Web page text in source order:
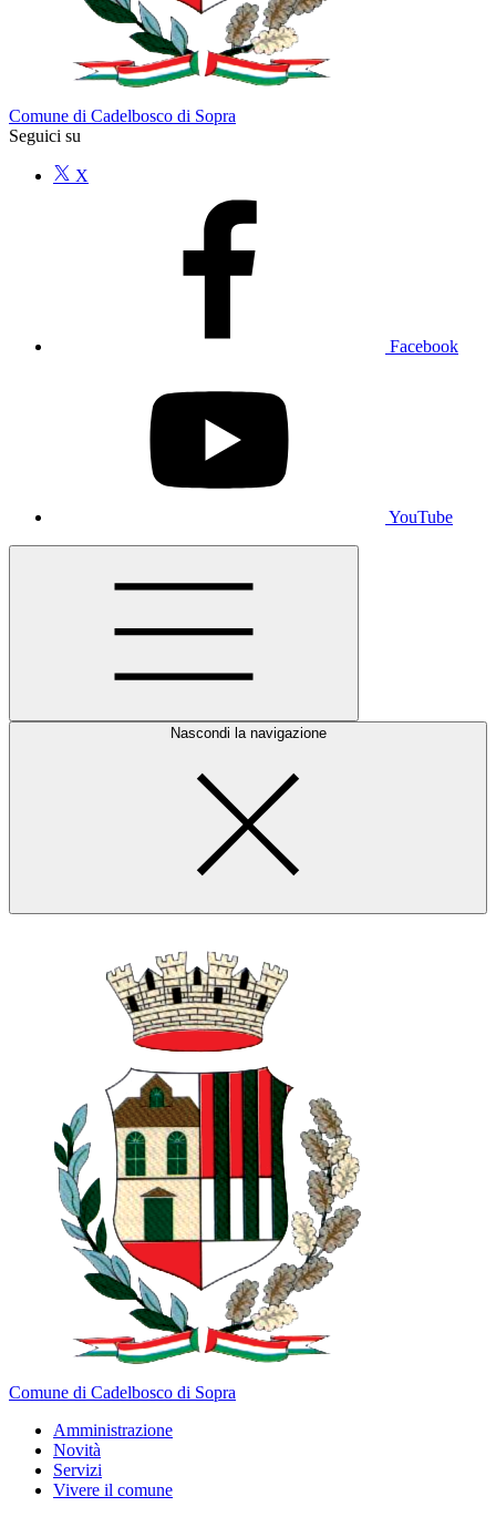
Comune di Cadelbosco di Sopra
Seguici su
X
Facebook
YouTube
Nascondi la navigazione
Comune di Cadelbosco di Sopra
Amministrazione
Novità
Servizi
Vivere il comune